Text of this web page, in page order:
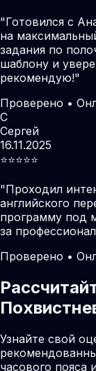
"Готовился с
на
задания по
шаблону и
рекомендую!"
Проверено •
С
Сергей
16.11.2025
⭐️⭐️⭐️⭐️⭐️
"Проходил
английского
программу под
за
Проверено •
Узнайте свой
часового пояса